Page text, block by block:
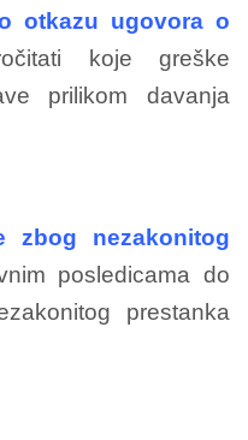
otkazu ugovora o
koje greške
prilikom davanja
zbog nezakonitog
posledicama do
prestanka